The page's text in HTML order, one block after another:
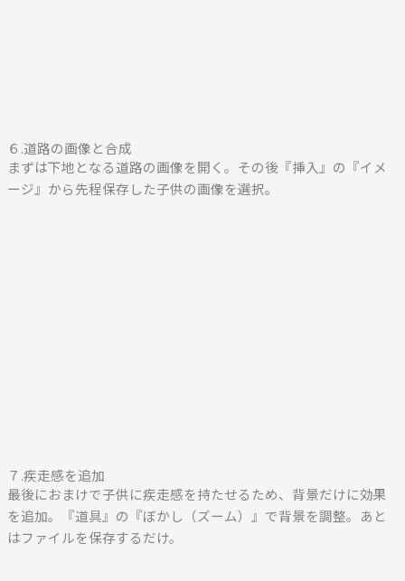
６.道路の画像と合成
まずは下地となる道路の画像を開く。その後『挿入』の『イメ
ージ』から先程保存した子供の画像を選択。
７.疾走感を追加
最後におまけで子供に疾走感を持たせるため、背景だけに効果
を追加。『道具』の『ぼかし（ズーム）』で背景を調整。あと
はファイルを保存するだけ。